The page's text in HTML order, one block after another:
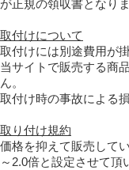
が正規の領収書となり
取付けについて
取付けには別途費用が
当サイトで販売する商
ん。
取付け時の事故による
取り付け規約
価格を抑えて販売して
～2.0倍と設定させて頂